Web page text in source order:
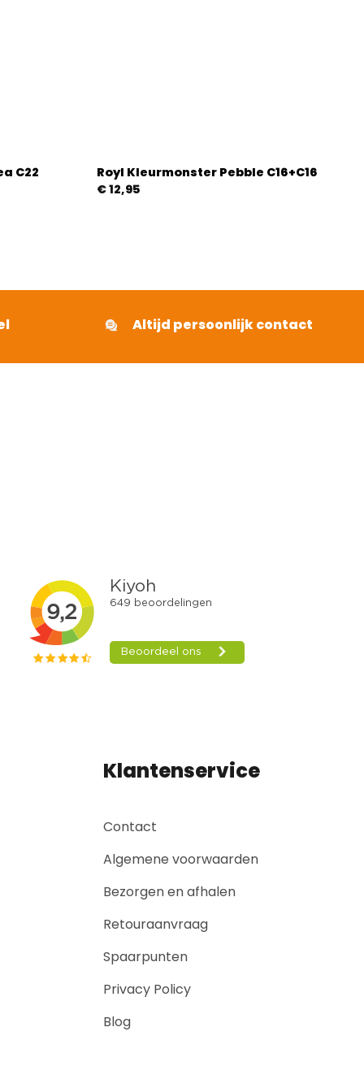
C22
Royl Kleurmonster Pebble C16+C16
€12,95
Altijd persoonlijk contact
Klantenservice
Contact
Algemene voorwaarden
Bezorgen en afhalen
Retouraanvraag
Spaarpunten
Privacy Policy
Blog